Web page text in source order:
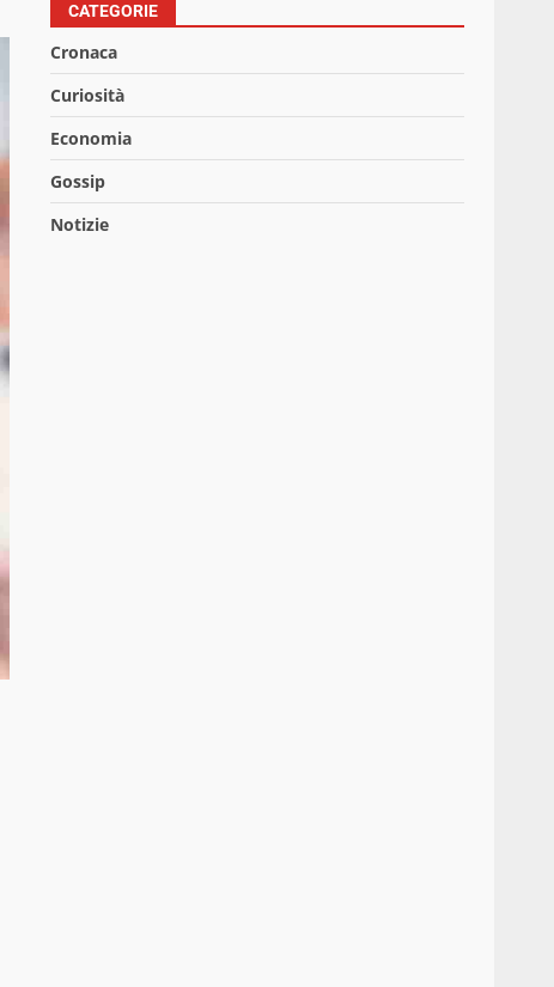
CATEGORIE
Cronaca
Curiosità
Economia
Gossip
Notizie